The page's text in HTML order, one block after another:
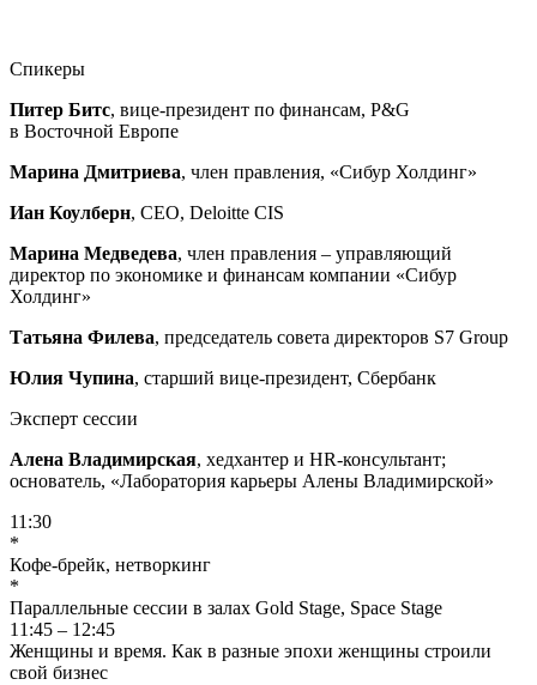
Спикеры
Питер Битс, вице-президент по финансам, P&G
в Восточной Европе
Марина Дмитриева, член правления, «Сибур Холдинг»
Иан Коулберн, CEO, Deloitte CIS
Марина Медведева, член правления – управляющий
директор по экономике и финансам компании «Сибур
Холдинг»
Татьяна Филева, председатель совета директоров S7 Group
Юлия Чупина, старший вице-президент, Сбербанк
Эксперт сессии
Алена Владимирская, хедхантер и HR-консультант;
основатель, «Лаборатория карьеры Алены Владимирской»
11:30
*
Кофе-брейк, нетворкинг
*
Параллельные сессии в залах Gold Stage, Space Stage
11:45 – 12:45
Женщины и время. Как в разные эпохи женщины строили
свой бизнес